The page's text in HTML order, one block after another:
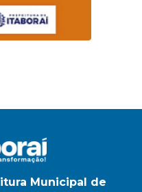
Municipal de